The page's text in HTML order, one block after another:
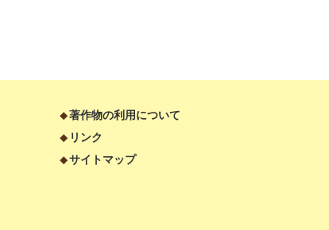
著作物の利用について
リンク
サイトマップ